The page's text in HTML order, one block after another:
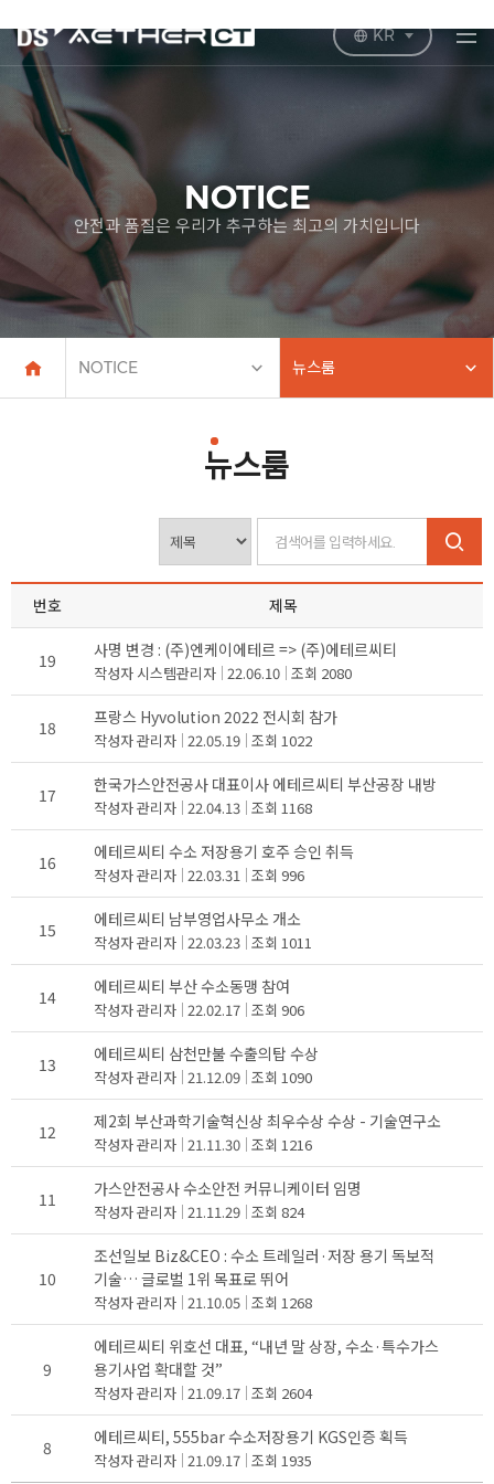
KR
NOTICE
안전과 품질은 우리가 추구하는 최고의 가치입니다
NOTICE 뉴스룸
뉴스룸
번호 제목
19 사명 변경 : (주)엔케이에테르 => (주)에테르씨티
작성자 시스템관리자 22.06.10 조회 2080
18 프랑스 Hyvolution 2022 전시회 참가
작성자관리자 22.05.19 조회 1022
17 한국가스안전공사 대표이사 에테르씨티 부산공장 내방
작성자관리자 22.04.13 조회 1168
16 에테르씨티 수소 저장용기 호주 승인 취득
작성자관리자 22.03.31 조회 996
15 에테르씨티 남부영업사무소 개소
작성자관리자 22.03.23 조회 1011
14 에테르씨티 부산 수소동맹 참여
작성자관리자 22.02.17 조회 906
13 에테르씨티 삼천만불 수출의탑 수상
작성자관리자 21.12.09 조회 1090
12 제2회 부산과학기술혁신상 최우수상 수상 - 기술연구소
작성자관리자 21.11.30 조회 1216
11 가스안전공사 수소안전 커뮤니케이터 임명
작성자관리자 21.11.29 조회 824
10
조선일보 Biz&CEO : 수소 트레일러·저장 용기 독보적
기술… 글로벌 1위 목표로 뛰어
작성자관리자 21.10.05 조회 1268
9
에테르씨티 위호선 대표, “내년 말 상장, 수소·특수가스
용기사업 확대할 것”
작성자관리자 21.09.17 조회 2604
8 에테르씨티, 555bar 수소저장용기 KGS인증 획득
작성자관리자 21.09.17 조회 1935